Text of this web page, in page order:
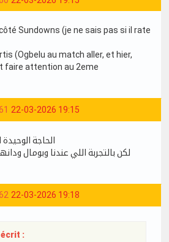
Sundowns (je ne sais pas si il rate
(Ogbelu au match aller, et hier,
faire attention au 2eme
22-03-2026 19:15
الحاجة الوحيدة
لكن بالتجربة اللي عندنا وبومال
22-03-2026 19:18
: